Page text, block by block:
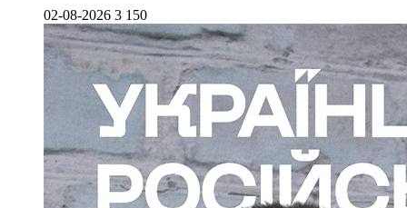
02-08-2026 3 150